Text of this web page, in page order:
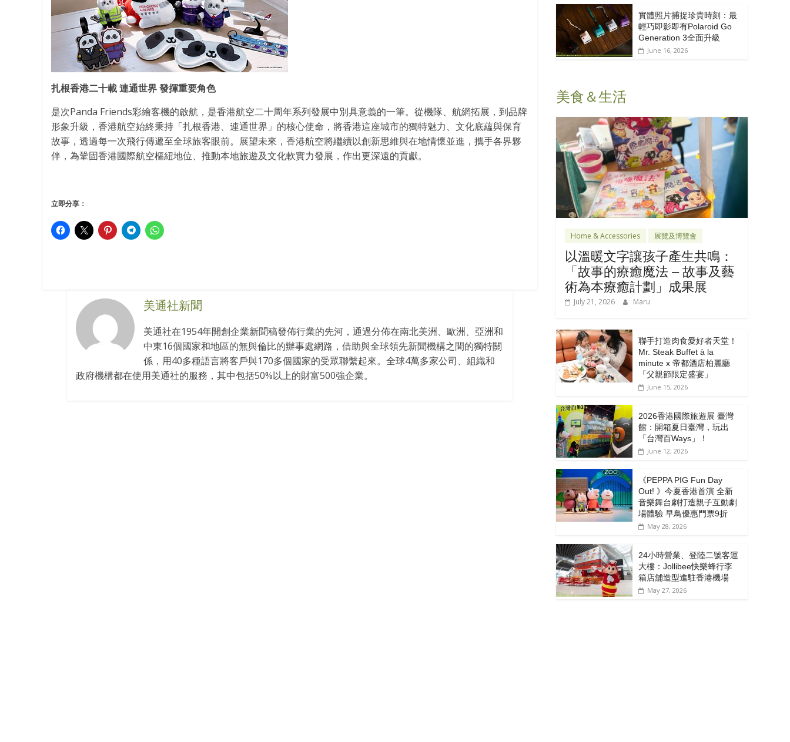
扎根香港二十載 連通世界 發揮重要角色
是次Panda Friends彩繪客機的啟航，是香港航空二十周年系列發展中別具意義的一筆。從機隊、航網拓展，到品牌
形象升級，香港航空始終秉持「扎根香港、連通世界」的核心使命，將香港這座城市的獨特魅力、文化底蘊與保育
故事，透過每一次飛行傳遞至全球旅客眼前。展望未來，香港航空將繼續以創新思維與在地情懷並進，攜手各界夥
伴，為鞏固香港國際航空樞紐地位、推動本地旅遊及文化軟實力發展，作出更深遠的貢獻。
立即分享：
美通社新聞
美通社在1954年開創企業新聞稿發佈行業的先河，通過分佈在南北美洲、歐洲、亞洲和
中東16個國家和地區的無與倫比的辦事處網路，借助與全球領先新聞機構之間的獨特關
係，用40多種語言將客戶與170多個國家的受眾聯繫起來。全球4萬多家公司、組織和
政府機構都在使用美通社的服務，其中包括50%以上的財富500強企業。
實體照片捕捉珍貴時刻：最
輕巧即影即有Polaroid Go
Generation 3全面升級
June 16, 2026
美食＆生活
Home & Accessories 展覽及博覽會
以溫暖文字讓孩子產生共鳴：
「故事的療癒魔法 – 故事及藝
術為本療癒計劃」成果展
July 21, 2026 Maru
聯手打造肉食愛好者天堂！
Mr. Steak Buffet à la
minute x 帝都酒店柏麗廳
「⽗親節限定盛宴」
June 15, 2026
2026香港國際旅遊展 臺灣
館：開箱夏日臺灣，玩出
「台灣百Ways」！
June 12, 2026
《PEPPA PIG Fun Day
Out! 》今夏香港首演 全新
音樂舞台劇打造親子互動劇
場體驗 早鳥優惠門票9折
May 28, 2026
24小時營業、登陸二號客運
大樓：Jollibee快樂蜂行李
箱店舖造型進駐香港機場
May 27, 2026